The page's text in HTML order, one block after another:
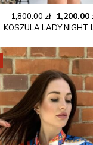
1,800.00zł
cena
1,800.00
1,200.00
KOSZULA LADY NIGHT